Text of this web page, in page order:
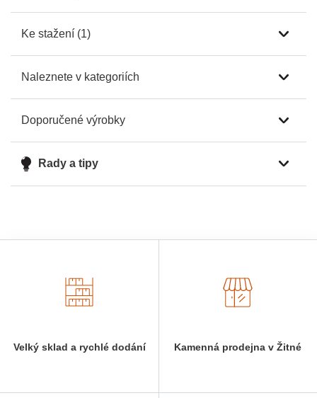
Ke stažení (1)
Naleznete v kategoriích
Doporučené výrobky
Rady a tipy
Velký sklad a rychlé dodání Kamenná prodejna v Žitné